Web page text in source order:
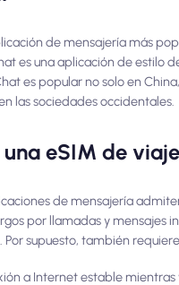
de mensajería más
es una aplicación de estilo
es popular no solo en
las sociedades occidentales.
una eSIM de
de mensajería
por llamadas y mensajes
Por supuesto, también
a Internet estable